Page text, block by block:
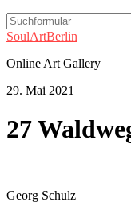
SoulArtBerlin
Online Art Gallery
29. Mai 2021
27
Georg Schulz